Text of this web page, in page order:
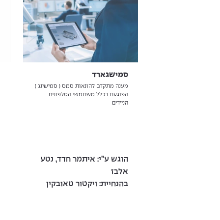
סמישגארד
מענה מתקדם להונאות סמס ( סמישינג )
הפוגעת בכלל משתמשי הטלפונים
הניידים
הוגש ע”י: איתמר חדד, נטע
אלבז
בהנחיית: ויקטור טאובקין